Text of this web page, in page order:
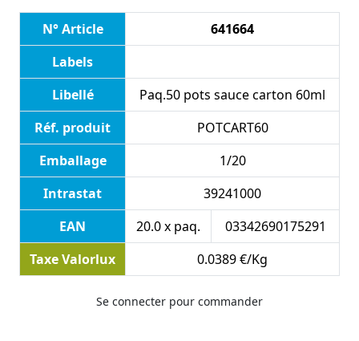
N° Article
641664
Labels
Libellé
Paq.50 pots sauce carton 60ml
Réf. produit
POTCART60
Emballage
1/20
Intrastat
39241000
EAN
20.0 x paq.
03342690175291
Taxe Valorlux
0.0389 €/Kg
Se connecter pour commander